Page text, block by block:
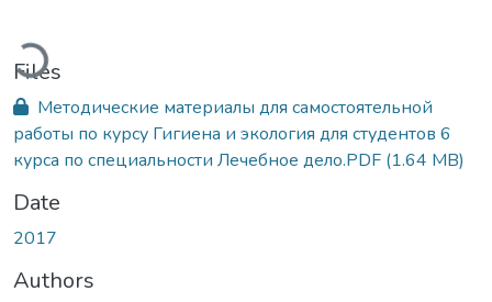
Loading...
Files
Методические материалы для самостоятельной
работы по курсу Гигиена и экология для студентов 6
курса по специальности Лечебное дело.PDF (1.64 MB)
Date
2017
Authors